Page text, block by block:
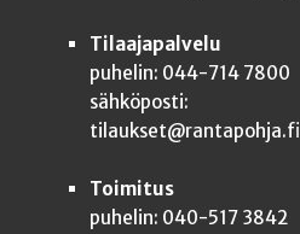
Tilaajapalvelu
puhelin: 044-714 7800
sähköposti:
tilaukset@rantapohja.fi
Toimitus
puhelin: 040-517 3842